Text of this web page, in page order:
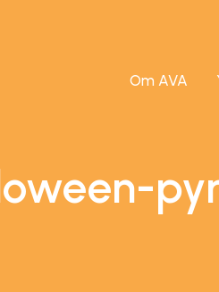
Om AVA